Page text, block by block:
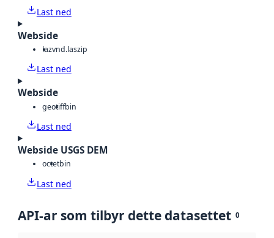
Last ned
Webside
lazvnd.laszip
Last ned
Webside
geotiffbin
Last ned
Webside USGS DEM
octetbin
Last ned
API-ar som tilbyr dette datasettet 0